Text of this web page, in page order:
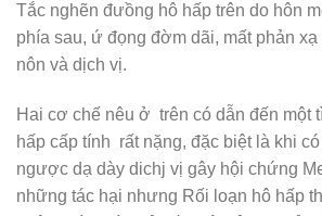
Tắc nghẽn đưồng hô hấp trên do hôn
phía sau, ứ đọng đờm dãi, mất phản
nôn và dịch vị.
Hai cơ chế nêu ở trên có dẫn đến một
hấp cấp tính rất nặng, đặc biệt là khi
ngược dạ dày dichj vị gây hội chứng
những tác hại nhưng Rối loạn hô hấp